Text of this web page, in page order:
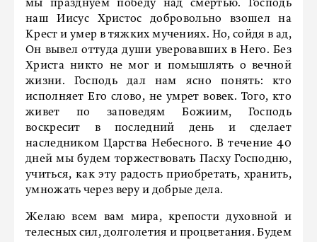
мы празднуем победу над смертью. Господь
наш Иисус Христос добровольно взошел на
Крест и умер в тяжких мучениях. Но, сойдя в ад,
Он вывел оттуда души уверовавших в Него. Без
Христа никто не мог и помышлять о вечной
жизни. Господь дал нам ясно понять: кто
исполняет Его слово, не умрет вовек. Того, кто
живет по заповедям Божиим, Господь
воскресит в последний день и сделает
наследником Царства Небесного. В течение 40
дней мы будем торжествовать Пасху Господню,
учиться, как эту радость приобретать, хранить,
умножать через веру и добрые дела.
Желаю всем вам мира, крепости духовной и
телесных сил, долголетия и процветания. Будем